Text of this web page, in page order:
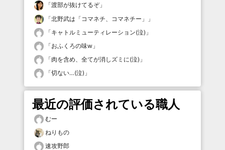
「渡部が抜けてるぞ」
「北野武は「コマネチ、コマネチー」
」
「キャトルミューティレーション(泣) 」
「おふくろの味w 」
「肉を含め、全てが消しズミに(泣) 」
「切ない…(泣) 」
最近の評価されている職人
むー
ねりもの
速攻野郎